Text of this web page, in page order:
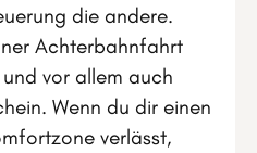
die andere.
Achterbahnfahrt
vor allem auch
Wenn du dir einen
verlässt,